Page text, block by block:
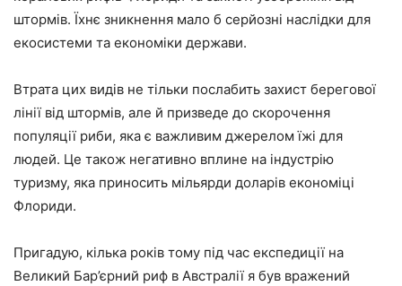
штормів. Їхнє зникнення мало б серйозні наслідки для
екосистеми та економіки держави.
Втрата цих видів не тільки послабить захист берегової
лінії від штормів, але й призведе до скорочення
популяції риби, яка є важливим джерелом їжі для
людей. Це також негативно вплине на індустрію
туризму, яка приносить мільярди доларів економіці
Флориди.
Пригадую, кілька років тому під час експедиції на
Великий Бар’єрний риф в Австралії я був вражений